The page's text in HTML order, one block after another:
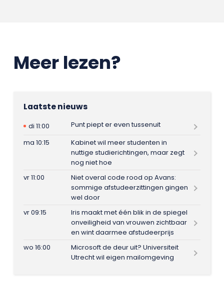
Meer lezen?
Laatste nieuws
di 11:00
Punt piept er even tussenuit
ma 10:15
Kabinet wil meer studenten in
nuttige studierichtingen, maar zegt
nog niet hoe
vr 11:00
Niet overal code rood op Avans:
sommige afstudeerzittingen gingen
wel door
vr 09:15
Iris maakt met één blik in de spiegel
onveiligheid van vrouwen zichtbaar
en wint daarmee afstudeerprijs
wo 16:00
Microsoft de deur uit? Universiteit
Utrecht wil eigen mailomgeving